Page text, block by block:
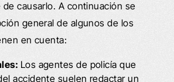
causarlo. A continuación se
general de algunos de los
en cuenta:
Los agentes de policía que
accidente suelen redactar un